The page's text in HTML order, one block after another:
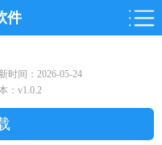
件
时间：2026-05-24
：v1.0.2